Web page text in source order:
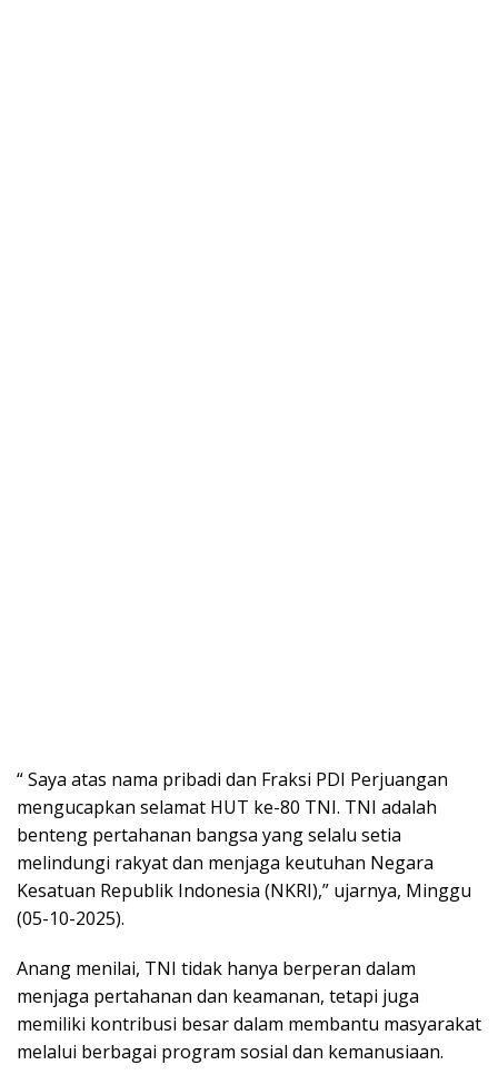
“ Saya atas nama pribadi dan Fraksi PDI Perjuangan
mengucapkan selamat HUT ke-80 TNI. TNI adalah
benteng pertahanan bangsa yang selalu setia
melindungi rakyat dan menjaga keutuhan Negara
Kesatuan Republik Indonesia (NKRI),” ujarnya, Minggu
(05-10-2025).
Anang menilai, TNI tidak hanya berperan dalam
menjaga pertahanan dan keamanan, tetapi juga
memiliki kontribusi besar dalam membantu masyarakat
melalui berbagai program sosial dan kemanusiaan.